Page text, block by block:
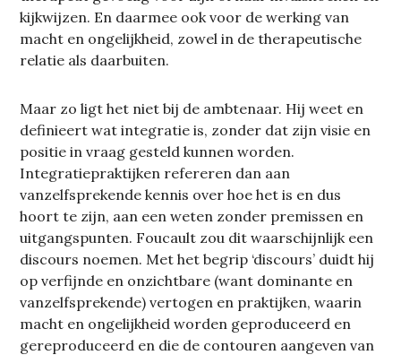
kijkwijzen. En daarmee ook voor de werking van
macht en ongelijkheid, zowel in de therapeutische
relatie als daarbuiten.
Maar zo ligt het niet bij de ambtenaar. Hij weet en
definieert wat integratie is, zonder dat zijn visie en
positie in vraag gesteld kunnen worden.
Integratiepraktijken refereren dan aan
vanzelfsprekende kennis over hoe het is en dus
hoort te zijn, aan een weten zonder premissen en
uitgangspunten. Foucault zou dit waarschijnlijk een
discours noemen. Met het begrip ‘discours’ duidt hij
op verfijnde en onzichtbare (want dominante en
vanzelfsprekende) vertogen en praktijken, waarin
macht en ongelijkheid worden geproduceerd en
gereproduceerd en die de contouren aangeven van